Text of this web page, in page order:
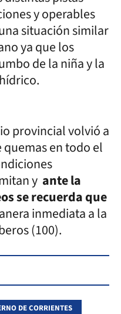
y operables
situación similar
ya que los
de la niña y la
provincial volvió a
en todo el
y ante la
se recuerda que
inmediata a la
(100).
DE CORRIENTES